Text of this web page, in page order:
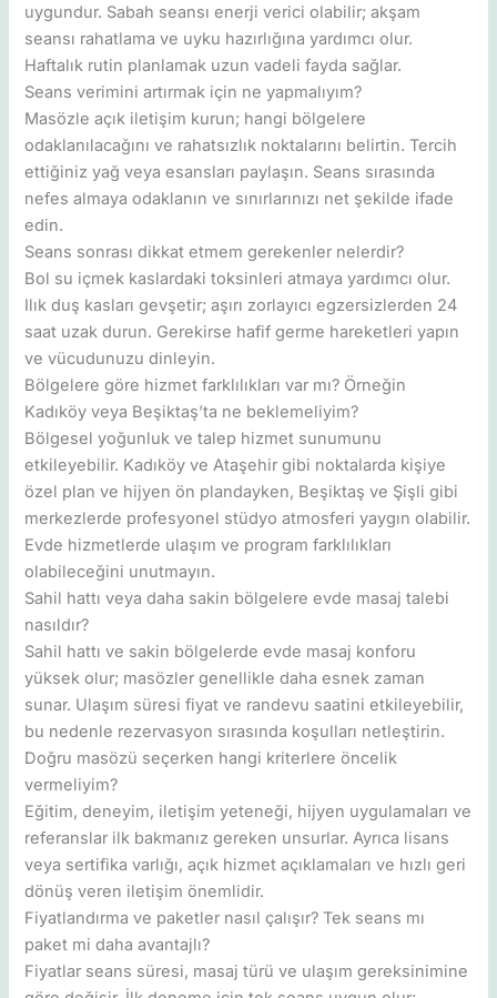
uygundur. Sabah seansı enerji verici olabilir; akşam
seansı rahatlama ve uyku hazırlığına yardımcı olur.
Haftalık rutin planlamak uzun vadeli fayda sağlar.
Seans verimini artırmak için ne yapmalıyım?
Masözle açık iletişim kurun; hangi bölgelere
odaklanılacağını ve rahatsızlık noktalarını belirtin. Tercih
ettiğiniz yağ veya esansları paylaşın. Seans sırasında
nefes almaya odaklanın ve sınırlarınızı net şekilde ifade
edin.
Seans sonrası dikkat etmem gerekenler nelerdir?
Bol su içmek kaslardaki toksinleri atmaya yardımcı olur.
Ilık duş kasları gevşetir; aşırı zorlayıcı egzersizlerden 24
saat uzak durun. Gerekirse hafif germe hareketleri yapın
ve vücudunuzu dinleyin.
Bölgelere göre hizmet farklılıkları var mı? Örneğin
Kadıköy veya Beşiktaş’ta ne beklemeliyim?
Bölgesel yoğunluk ve talep hizmet sunumunu
etkileyebilir. Kadıköy ve Ataşehir gibi noktalarda kişiye
özel plan ve hijyen ön plandayken, Beşiktaş ve Şişli gibi
merkezlerde profesyonel stüdyo atmosferi yaygın olabilir.
Evde hizmetlerde ulaşım ve program farklılıkları
olabileceğini unutmayın.
Sahil hattı veya daha sakin bölgelere evde masaj talebi
nasıldır?
Sahil hattı ve sakin bölgelerde evde masaj konforu
yüksek olur; masözler genellikle daha esnek zaman
sunar. Ulaşım süresi fiyat ve randevu saatini etkileyebilir,
bu nedenle rezervasyon sırasında koşulları netleştirin.
Doğru masözü seçerken hangi kriterlere öncelik
vermeliyim?
Eğitim, deneyim, iletişim yeteneği, hijyen uygulamaları ve
referanslar ilk bakmanız gereken unsurlar. Ayrıca lisans
veya sertifika varlığı, açık hizmet açıklamaları ve hızlı geri
dönüş veren iletişim önemlidir.
Fiyatlandırma ve paketler nasıl çalışır? Tek seans mı
paket mi daha avantajlı?
Fiyatlar seans süresi, masaj türü ve ulaşım gereksinimine